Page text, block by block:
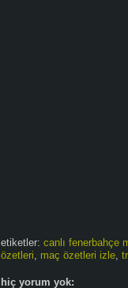
etiketler: canlı fenerbahçe
özetleri, maç özetleri izle,
hiç yorum yok: